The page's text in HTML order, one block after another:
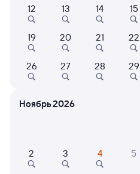
Найдём билет на поезд за вас
Даже если сейчас нет мест
Искать билеты
Путешественникам
12 13 14 15
19 20 21 22
26 27 28 29
Ноябрь 2026
2 3 4 5